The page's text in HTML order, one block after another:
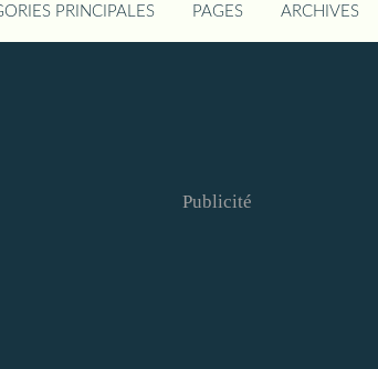
PRINCIPALES PAGES ARCHIVES
Publicité